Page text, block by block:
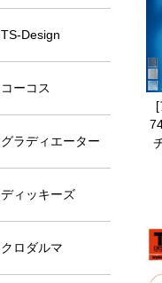
TS-Design
コーコス
グラディエーター
ディッキーズ
クロダルマ